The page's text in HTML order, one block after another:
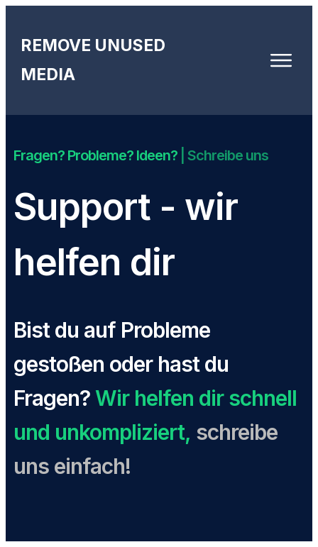
REMOVE UNUSED
MEDIA
Fragen? Probleme? Ideen? | Schreibe uns
Support - wir
helfen dir
Bist du auf Probleme
gestoßen oder hast du
Fragen?Wir helfen dir schnell
und unkompliziert, schreibe
uns einfach!